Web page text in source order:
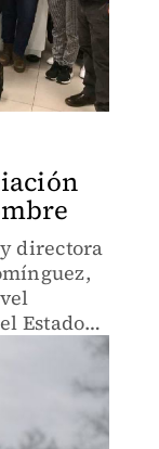
directora
Estado